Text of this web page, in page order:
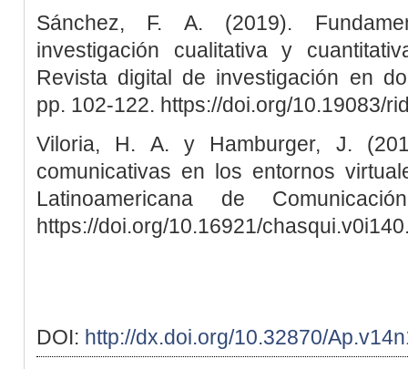
Sánchez, F. A. (2019).
investigación cualitativa y
Revista digital de investigación en
pp. 102-122. https://doi.org/10.19083/
Viloria, H. A. y Hamburger, J.
comunicativas en los entornos
Latinoamericana de
https://doi.org/10.16921/
DOI: http://dx.doi.org/10.32870/